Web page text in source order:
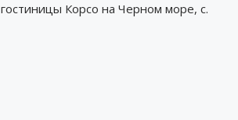
Корсо на Черном море, с.